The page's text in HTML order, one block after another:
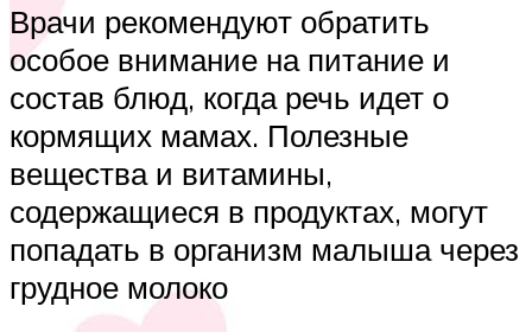
Врачи рекомендуют обратить
особое внимание на питание и
состав блюд, когда речь идет о
кормящих мамах. Полезные
вещества и витамины,
содержащиеся в продуктах, могут
попадать в организм малыша через
грудное молоко